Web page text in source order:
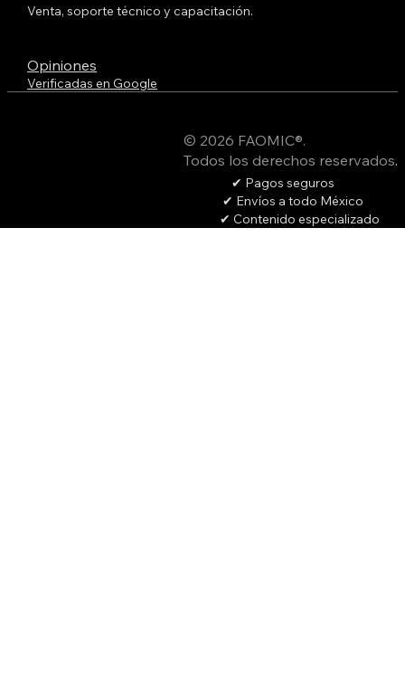
Venta, soporte técnico y capacitación.
Opiniones
Verificadas en Google
© 2026 FAOMIC®.
Todos los derechos reservados.
✔ Pagos seguros
✔ Envíos a todo México
✔ Contenido especializado